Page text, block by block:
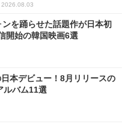
2026.08.03
を踊らせた話題作が日本初
開始の韓国映画6選
本デビュー！8月リリースの
ルバム11選